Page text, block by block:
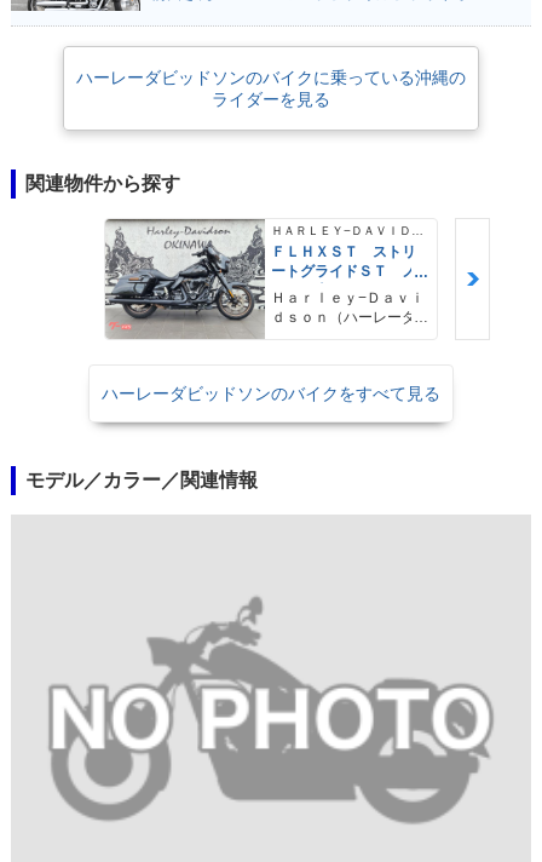
ハーレーダビッドソンのバイクに乗っている沖縄の
ライダーを見る
関連物件から探す
ＦＬＨＸＳＴ ストリ
ートグライドＳＴ ノ
ーマル車両 ＡＢＳ
クルーズコントロー
ル セキュリティーシ
Ｈａｒｌｅｙ−Ｄａｖｉ
ｄｓｏｎ（ハーレーダ
ハーレーダビッドソンのバイクをすべて見る
モデル／カラー／関連情報